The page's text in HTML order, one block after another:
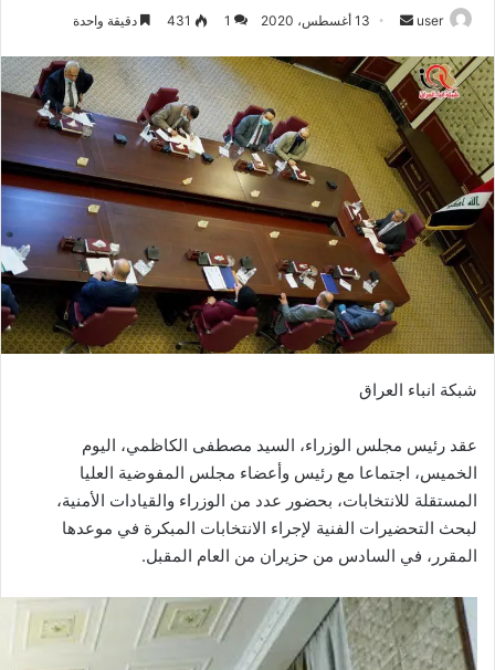
user
أرسل
إلكترونيا
13 أغسطس، 2020 1
431 دقيقة واحدة
شبكة انباء العراق
عقد رئيس مجلس الوزراء، السيد مصطفى الكاظمي، اليوم
الخميس، اجتماعا مع رئيس وأعضاء مجلس المفوضية العليا
المستقلة للانتخابات، بحضور عدد من الوزراء والقيادات الأمنية،
لبحث التحضيرات الفنية لإجراء الانتخابات المبكرة في موعدها
المقرر، في السادس من حزيران من العام المقبل.